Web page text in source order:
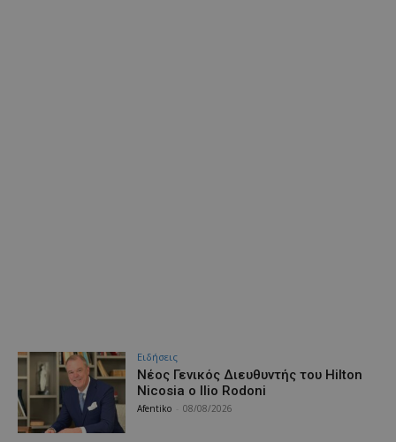
Ειδήσεις
Νέος Γενικός Διευθυντής του Hilton
Nicosia ο Ilio Rodoni
Afentiko 08/08/2026